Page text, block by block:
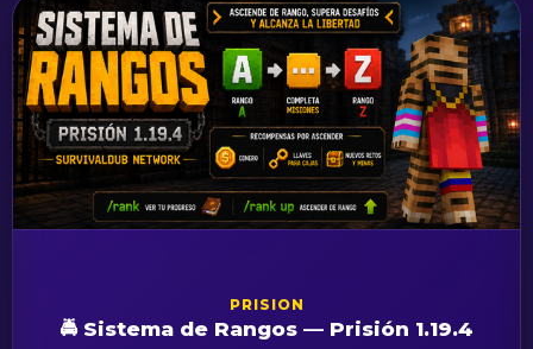
PRISION
🚔 Sistema de Rangos — Prisión 1.19.4